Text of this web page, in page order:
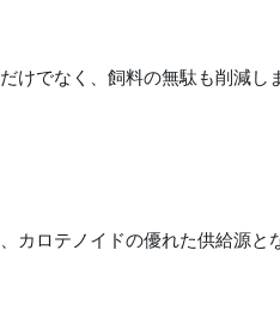
けでなく、飼料の無駄も削減し
ロテノイドの優れた供給源と